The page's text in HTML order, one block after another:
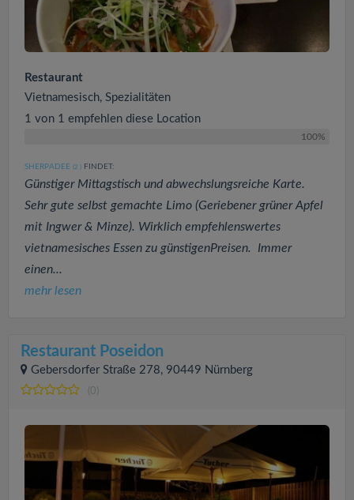
Restaurant
Vietnamesisch, Spezialitäten
1 von 1 empfehlen diese Location
100%
SHERPADEE (2 ) FINDET:
Günstiger Mittagstisch und abwechslungsreiche Karte.
Sehr gute selbst gemachte Limo (Geriebener grüner Apfel
mit Ingwer & Minze). Wirklich empfehlenswertes
vietnamesisches Essen zu günstigenPreisen. Immer
einen...
mehr lesen
Restaurant Poseidon
Gebersdorfer Straße 278, 90449 Nürnberg
(0)